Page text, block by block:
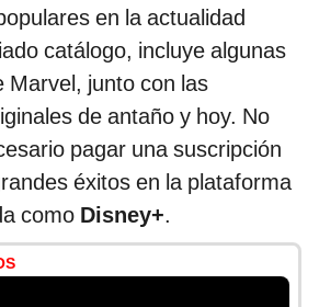
en la actualidad
catálogo, incluye algunas
Marvel, junto con las
de antaño y hoy. No
pagar una suscripción
éxitos en la plataforma
como Disney+.